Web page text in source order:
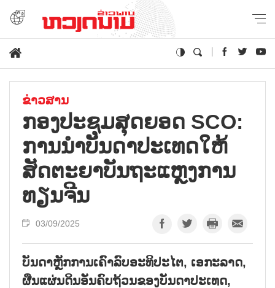
ຂ່າວສານ
ກອງປະຊຸມສຸດຍອດ SCO:
ການນຳບັນດາປະເທດໃຫ້
ສັດຕະຍາບັນຖະແຫຼງການ
ທຽນຈີນ
03/09/2025
ບັນດາຫຼັກການເຄົາລົບອະທິປະໄຕ, ເອກະລາດ,
ຜືນແຜ່ນດິນອັນຄົບຖ້ວນຂອງບັນດາປະເທດ,